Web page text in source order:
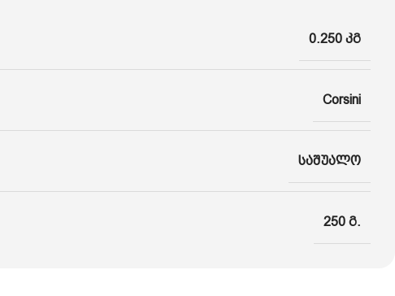
0.250 კგ
Corsini
საშუალო
250 გ.